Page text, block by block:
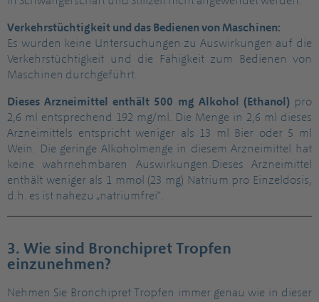
Verkehrstüchtigkeit und das Bedienen von Maschinen:
Es wurden keine Untersuchungen zu Auswirkungen auf die
Verkehrstüchtigkeit und die Fähigkeit zum Bedienen von
Maschinen durchgeführt.
Dieses Arzneimittel enthält 500 mg Alkohol (Ethanol) pro
2,6 ml entsprechend 192 mg/ml. Die Menge in 2,6 ml dieses
Arzneimittels entspricht weniger als 13 ml Bier oder 5 ml
Wein. Die geringe Alkoholmenge in diesem Arzneimittel hat
keine wahrnehmbaren Auswirkungen.Dieses Arzneimittel
enthält weniger als 1 mmol (23 mg) Natrium pro Einzeldosis,
d.h. es ist nahezu „natriumfrei“.
3. Wie sind Bronchipret Tropfen
einzunehmen?
Nehmen Sie Bronchipret Tropfen immer genau wie in dieser